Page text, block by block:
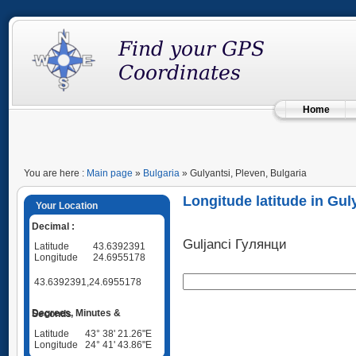
Home
You are here : Main page » Bulgaria » Gulyantsi, Pleven, Bulgaria
Your Location
Decimal :
Latitude
43.6392391
Longitude
24.6955178
43.6392391,24.6955178
Degrees, Minutes & Seconds
Latitude
43° 38' 21.26"E
Longitude
24° 41' 43.86"E
Longitude latitude in
Guljanci Гулянци